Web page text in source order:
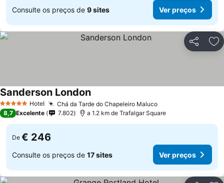
Consulte os preços de 9 sites Ver preços
Partilhar
5 Estrelas Hotel Chá da Tarde do Chapeleiro MalucoVer preços
Sanderson LondonVer preços
8,7 Excelente 7.802 a 1.2 km de Trafalgar Square
De € 246
Consulte os preços de 17 sites Ver preços